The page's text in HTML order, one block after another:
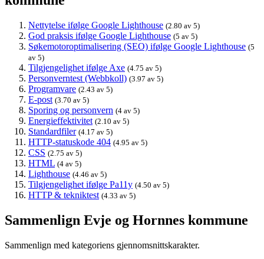
Nettytelse ifølge Google Lighthouse (2.80 av 5)
God praksis ifølge Google Lighthouse (5 av 5)
Søkemotoroptimalisering (SEO) ifølge Google Lighthouse (5
av 5)
Tilgjengelighet ifølge Axe (4.75 av 5)
Personverntest (Webbkoll) (3.97 av 5)
Programvare (2.43 av 5)
E-post (3.70 av 5)
Sporing og personvern (4 av 5)
Energieffektivitet (2.10 av 5)
Standardfiler (4.17 av 5)
HTTP-statuskode 404 (4.95 av 5)
CSS (2.75 av 5)
HTML (4 av 5)
Lighthouse (4.46 av 5)
Tilgjengelighet ifølge Pa11y (4.50 av 5)
HTTP & tekniktest (4.33 av 5)
Sammenlign Evje og Hornnes kommune
Sammenlign med kategoriens gjennomsnittskarakter.